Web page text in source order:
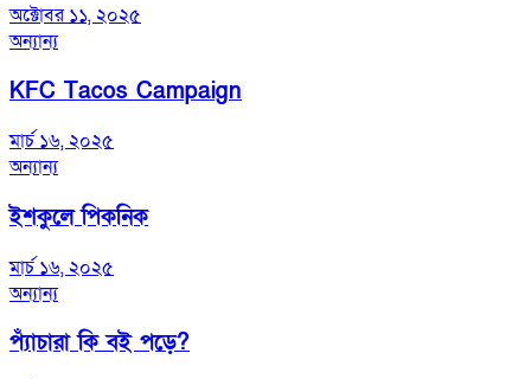
অক্টোবর ১১, ২০২৫
অন্যান্য
KFC Tacos Campaign
মার্চ ১৬, ২০২৫
অন্যান্য
ইশকুলে পিকনিক
মার্চ ১৬, ২০২৫
অন্যান্য
প্যাঁচারা কি বই পড়ে?